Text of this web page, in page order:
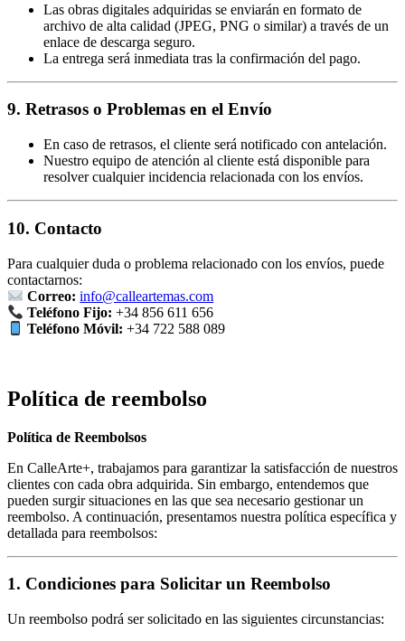
Las obras digitales adquiridas se enviarán en formato de
archivo de alta calidad (JPEG, PNG o similar) a través de un
enlace de descarga seguro.
La entrega será inmediata tras la confirmación del pago.
9. Retrasos o Problemas en el Envío
En caso de retrasos, el cliente será notificado con antelación.
Nuestro equipo de atención al cliente está disponible para
resolver cualquier incidencia relacionada con los envíos.
10. Contacto
Para cualquier duda o problema relacionado con los envíos, puede
contactarnos:
Correo: info@calleartemas.com
Teléfono Fijo: +34 856 611 656
Teléfono Móvil: +34 722 588 089
Política de reembolso
Política de Reembolsos
En CalleArte+, trabajamos para garantizar la satisfacción de nuestros
clientes con cada obra adquirida. Sin embargo, entendemos que
pueden surgir situaciones en las que sea necesario gestionar un
reembolso. A continuación, presentamos nuestra política específica y
detallada para reembolsos:
1. Condiciones para Solicitar un Reembolso
Un reembolso podrá ser solicitado en las siguientes circunstancias: